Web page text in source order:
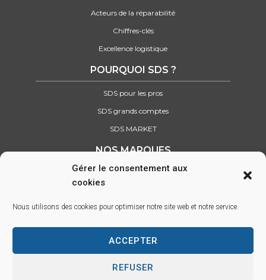
Gérer le consentement aux
cookies
Nous utilisons des cookies pour optimiser notre site web et notre service.
ACCEPTER
REFUSER
Acteurs de la réparabilité
Chiffres-clés
Excellence logistique
POURQUOI SDS ?
SDS pour les pros
SDS grands comptes
SDS MARKET
NOS MARQUES
Retrouvez tous nos partenaires
Parc d’activité des Lacs, 22 rue Saint-Exupéry, 33290 BLANQUEFORT –
info@sds.fr